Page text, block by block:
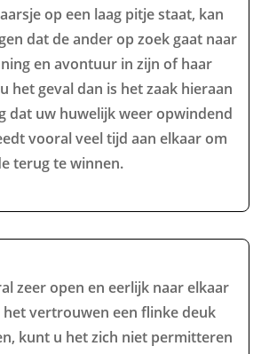
op een laag pitje staat, kan
dat de ander op zoek gaat naar
en avontuur in zijn of haar
het geval dan is het zaak hieraan
dat uw huwelijk weer opwindend
vooral veel tijd aan elkaar om
terug te winnen.
zeer open en eerlijk naar elkaar
het vertrouwen een flinke deuk
kunt u het zich niet permitteren